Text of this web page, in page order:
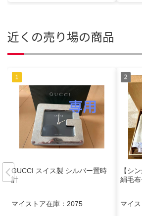
近くの売り場の商品
GUCCI スイス製 シルバー置時
計
マイストア在庫： 2075
【シ
絹毛
マイス